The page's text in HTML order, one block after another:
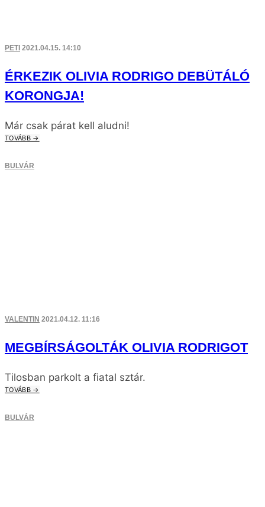
PETI 2021.04.15. 14:10
ÉRKEZIK OLIVIA RODRIGO DEBÜTÁLÓ
KORONGJA!
Már csak párat kell aludni!
TOVÁBB →
BULVÁR
VALENTIN 2021.04.12. 11:16
MEGBÍRSÁGOLTÁK OLIVIA RODRIGOT
Tilosban parkolt a fiatal sztár.
TOVÁBB →
BULVÁR